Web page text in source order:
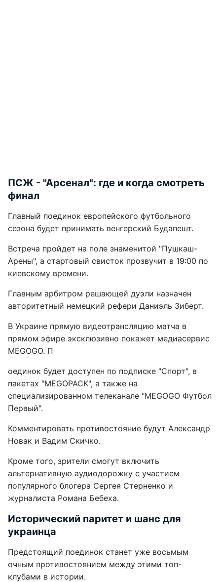
ПСЖ - "Арсенал": где и когда смотреть
финал
Главный поединок европейского футбольного
сезона будет принимать венгерский Будапешт.
Встреча пройдет на поле знаменитой "Пушкаш-
Арены", а стартовый свисток прозвучит в 19:00 по
киевскому времени.
Главным арбитром решающей дуэли назначен
авторитетный немецкий рефери Даниэль Зиберт.
В Украине прямую видеотрансляцию матча в
прямом эфире эксклюзивно покажет медиасервис
MEGOGO. П
оединок будет доступен по подписке "Спорт", в
пакетах "MEGOPACK", а также на
специализированном телеканале "MEGOGO Футбол
Первый".
Комментировать противостояние будут Александр
Новак и Вадим Скичко.
Кроме того, зрители смогут включить
альтернативную аудиодорожку с участием
популярного блогера Сергея Стерненко и
журналиста Романа Бебеха.
Исторический паритет и шанс для
украинца
Предстоящий поединок станет уже восьмым
очным противостоянием между этими топ-
клубами в истории.